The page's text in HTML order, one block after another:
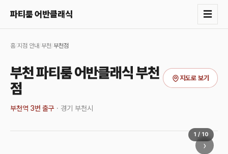
파티룸 어반클래식 ☰
홈/ 지점 안내 부천 부천점
부천 파티룸 어반클래식 부천
점
지도로 보기
부천역 3번 출구 · 경기 부천시
›
1 / 10